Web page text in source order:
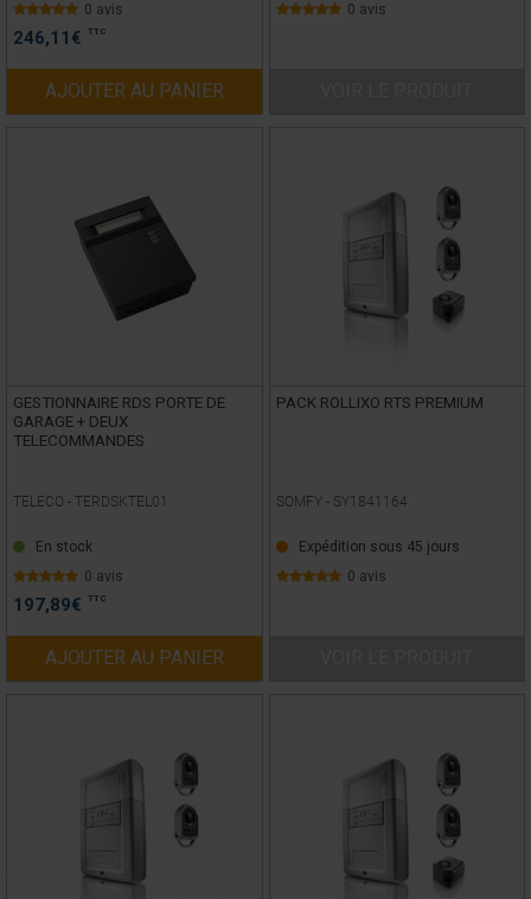
0 avis
246,11 € TTC
AJOUTER AU PANIER
0 avis
GESTIONNAIRE RDS PORTE DE
GARAGE + DEUX
TELECOMMANDES
TELECO - TERDSKTEL01
En stock
0 avis
197,89€ TTC
AJOUTER AU PANIER
PACK ROLLIXO RTS PREMIUM
SOMFY - SY1841164
Expédition sous 45 jours
0 avis